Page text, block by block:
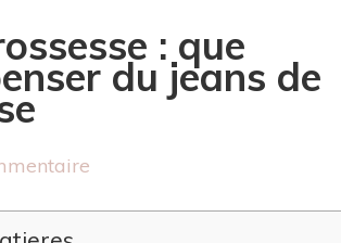
: que
du jeans de